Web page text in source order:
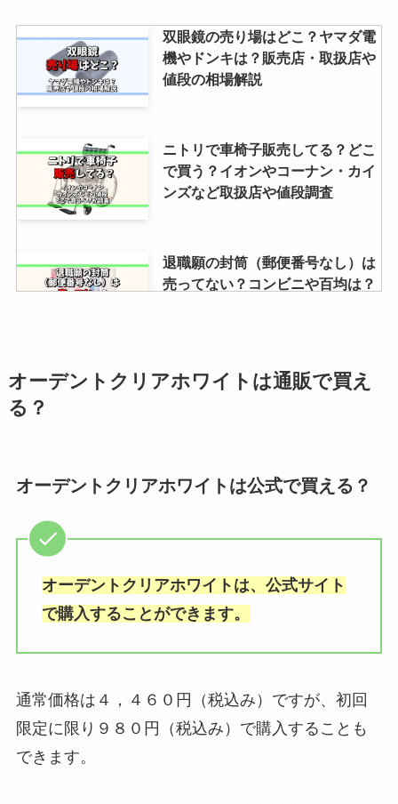
コンビニおでんを売ってる場所
山崎 ウイスキーはどこで買える？
双眼鏡の売り場はどこ？ヤマダ電
機やドンキは？販売店・取扱店や
値段の相場解説
ニトリで車椅子販売してる？どこ
で買う？イオンやコーナン・カイ
ンズなど取扱店や値段調査
退職願の封筒（郵便番号なし）は
売ってない？コンビニや百均は？
ポストプードロップスはどこで売
ってる？無印で買える？取扱い店
コラージュフルフルが販売中止？
尿瓶 ホームセンターで買える？ど
こに売ってる？ダイソーなど100
ロッテ板ガム復刻はどこに売って
る？ダイソーで買える？売ってる
オーデントクリアホワイトは通販で買え
る？
オーデントクリアホワイトは公式で買える？
オーデントクリアホワイトは、公式サイト
で購入することができます。
通常価格は４，４６０円（税込み）ですが、初回
限定に限り９８０円（税込み）で購入することも
できます。